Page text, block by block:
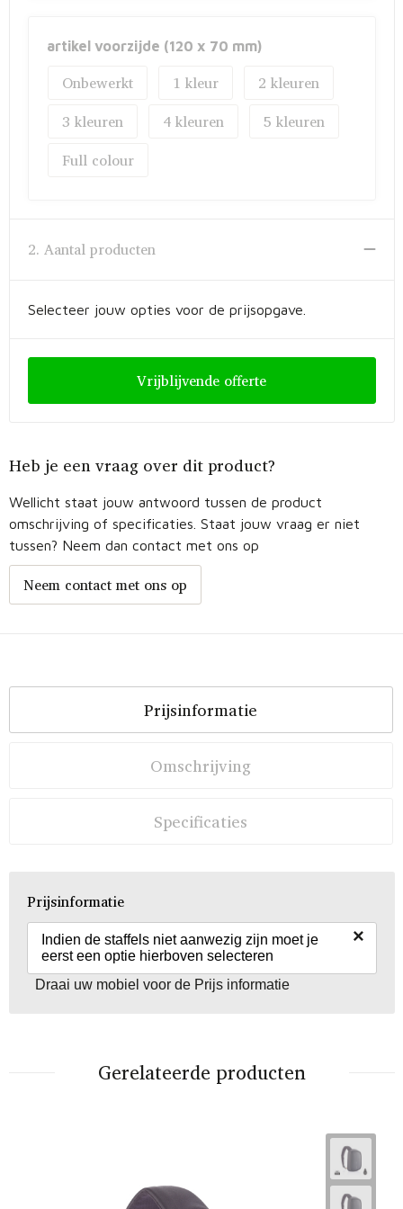
Opbergtassen
Toilettassen
Goodiebags
Aktetassen
Trolleys
artikel voorzijde (120 x 70 mm)
Onbewerkt 1
2
3
4
5
Full colour
2. Aantal producten
Selecteer jouw opties voor de prijsopgave.
Vrijblijvende offerte
Heb je een vraag over dit product?
Wellicht staat jouw antwoord tussen de product
omschrijving of specificaties. Staat jouw vraag er niet
tussen? Neem dan contact met ons op
Neem contact met ons op
Prijsinformatie
Omschrijving
Specificaties
Prijsinformatie
Indien de staffels niet aanwezig zijn moet je
eerst een optie hierboven selecteren
×
Draai uw mobiel voor de Prijs informatie
Gerelateerde producten